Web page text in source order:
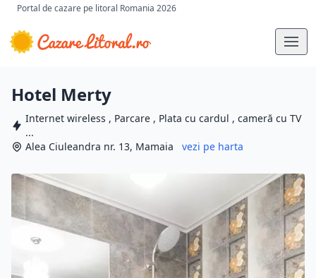
Portal de cazare pe litoral Romania 2026
Hotel Merty
Internet wireless , Parcare , Plata cu cardul , cameră cu TV
...
Alea Ciuleandra nr. 13, Mamaia
vezi pe harta